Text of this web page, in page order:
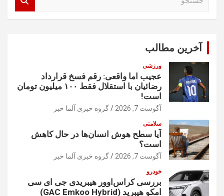
آخرین مطالب
ورزشی
عجیب اما واقعی: رقم فسخ قرارداد
رضائیان با استقلال فقط ۱۰۰ میلیون تومان
است!
آگوست 7, 2026 گروه خبری آلما خبر
سلامتی
آیا سطح هوش انسان‌ها در حال کاهش
است؟
آگوست 7, 2026 گروه خبری آلما خبر
خودرو
بررسی کراس‌اوور هیبریدی جی ای سی
امکو هیبرید (GAC Emkoo Hybrid)